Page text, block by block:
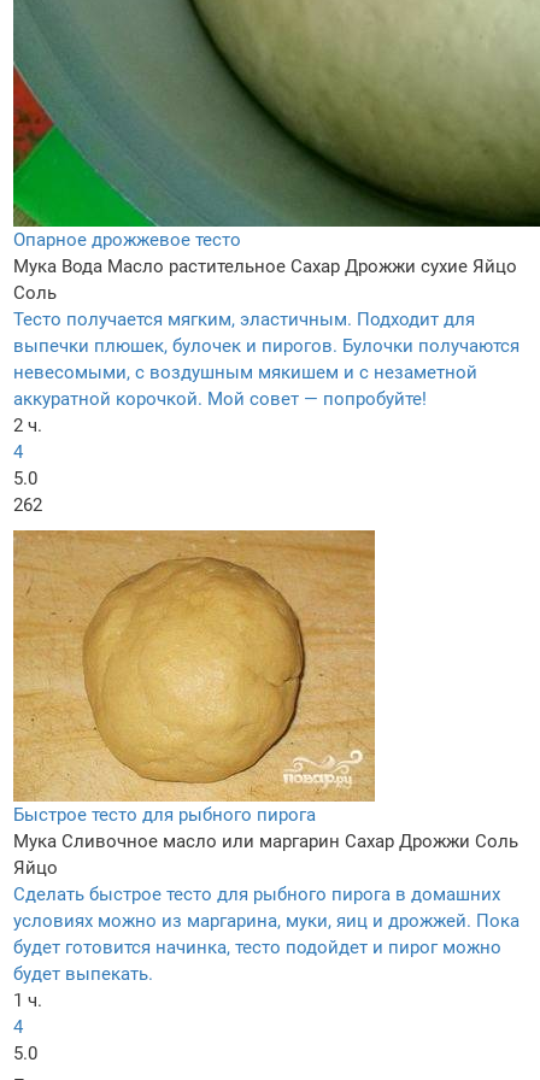
Опарное дрожжевое тесто
Мука Вода Масло растительное Сахар Дрожжи сухие Яйцо
Соль
Тесто получается мягким, эластичным. Подходит для
выпечки плюшек, булочек и пирогов. Булочки получаются
невесомыми, с воздушным мякишем и с незаметной
аккуратной корочкой. Мой совет — попробуйте!
2 ч.
4
5.0
262
Быстрое тесто для рыбного пирога
Мука Сливочное масло или маргарин Сахар Дрожжи Соль
Яйцо
Сделать быстрое тесто для рыбного пирога в домашних
условиях можно из маргарина, муки, яиц и дрожжей. Пока
будет готовится начинка, тесто подойдет и пирог можно
будет выпекать.
1 ч.
4
5.0